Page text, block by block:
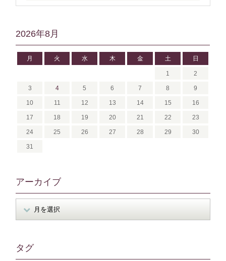
2026年8月
月 火 水 木 金 土 日
1 2
3 4 5 6 7 8 9
10 11 12 13 14 15 16
17 18 19 20 21 22 23
24 25 26 27 28 29 30
31
アーカイブ
タグ